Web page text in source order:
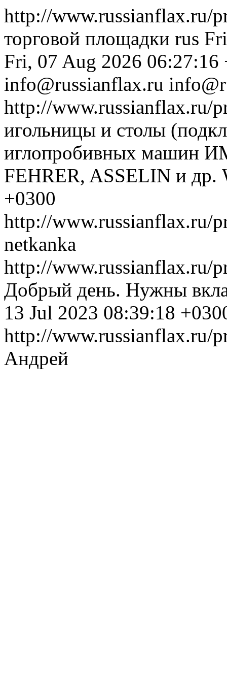
http://www.russianflax.ru/
торговой площадки rus
Fri, 07 Aug 2026 06:27:16
info@russianflax.ru
http://www.russianflax.ru/
игольницы и столы
иглопробивных машин
FEHRER, ASSELIN и др.
+0300
http://www.russianflax.ru/
netkanka
http://www.russianflax.ru/
Добрый день. Нужны
13 Jul 2023 08:39:18
http://www.russianflax.ru/
Андрей